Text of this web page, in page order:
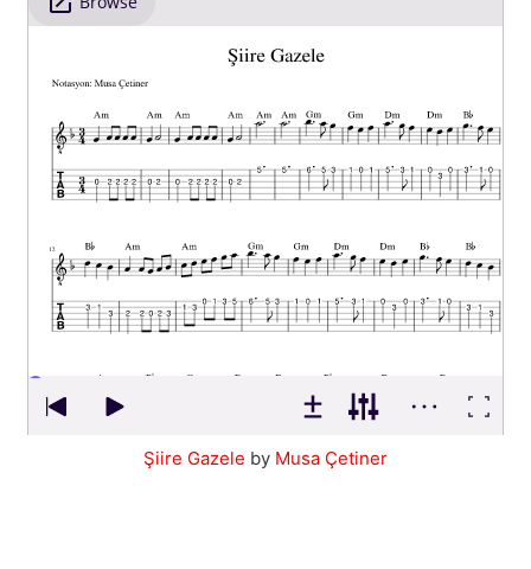
Şiire Gazele by Musa Çetiner